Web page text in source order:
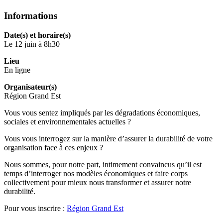
Informations
Date(s) et horaire(s)
Le 12 juin à 8h30
Lieu
En ligne
Organisateur(s)
Région Grand Est
Vous vous sentez impliqués par les dégradations économiques,
sociales et environnementales actuelles ?
Vous vous interrogez sur la manière d’assurer la durabilité de votre
organisation face à ces enjeux ?
Nous sommes, pour notre part, intimement convaincus qu’il est
temps d’interroger nos modèles économiques et faire corps
collectivement pour mieux nous transformer et assurer notre
durabilité.
Pour vous inscrire : Région Grand Est